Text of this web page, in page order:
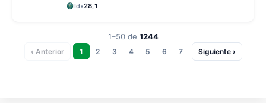
Idx28,1
1–50de 1244
‹ Anterior 1 2 3 4 5 6 7 Siguiente ›